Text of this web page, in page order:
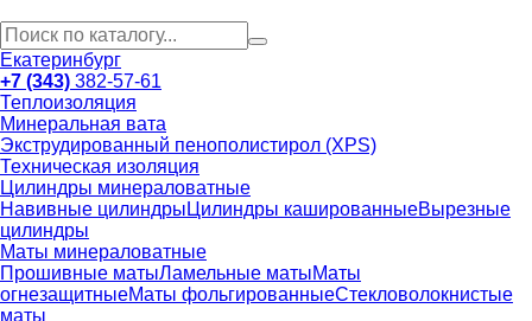
Екатеринбург
+7 (343) 382-57-61
Теплоизоляция
Минеральная вата
Экструдированный пенополистирол (XPS)
Техническая изоляция
Цилиндры минераловатные
Навивные цилиндры Цилиндры кашированныеВырезные
цилиндры
Маты минераловатные
Прошивные матыЛамельные матыМаты
огнезащитныеМаты фольгированныеСтекловолокнистые
маты